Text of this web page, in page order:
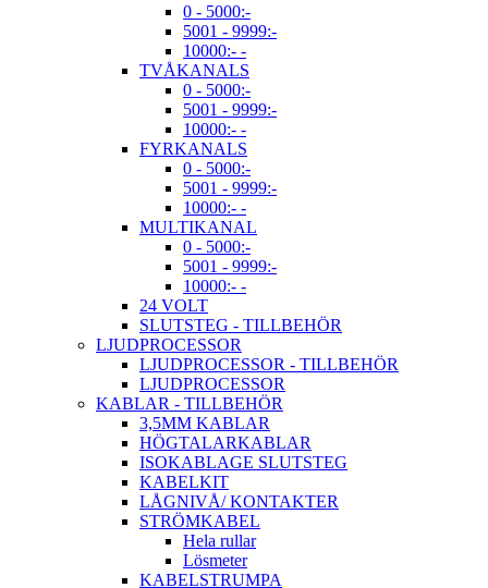
0 - 5000:-
5001 - 9999:-
10000:- -
TVÅKANALS
0 - 5000:-
5001 - 9999:-
10000:- -
FYRKANALS
0 - 5000:-
5001 - 9999:-
10000:- -
MULTIKANAL
0 - 5000:-
5001 - 9999:-
10000:- -
24 VOLT
SLUTSTEG - TILLBEHÖR
LJUDPROCESSOR
LJUDPROCESSOR - TILLBEHÖR
LJUDPROCESSOR
KABLAR - TILLBEHÖR
3,5MM KABLAR
HÖGTALARKABLAR
ISOKABLAGE SLUTSTEG
KABELKIT
LÅGNIVÅ/ KONTAKTER
STRÖMKABEL
Hela rullar
Lösmeter
KABELSTRUMPA